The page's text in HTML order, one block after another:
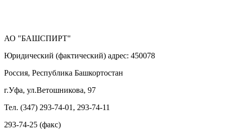
АО "БАШСПИРТ"
Юридический (фактический) адрес: 450078
Россия, Республика Башкортостан
г.Уфа, ул.Ветошникова, 97
Тел. (347) 293-74-01, 293-74-11
293-74-25 (факс)